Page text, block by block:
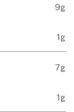
9g
1g
7g
1g